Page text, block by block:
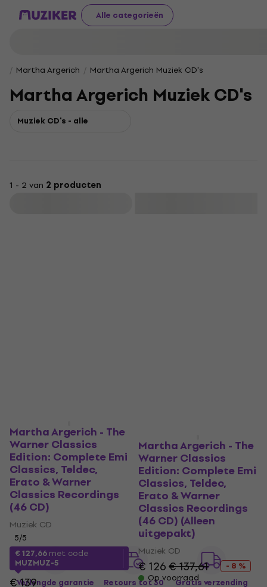
Alle categorieën
Martha Argerich Martha Argerich Muziek CD's
Martha Argerich Muziek CD's
Muziek CD's - alle
1 - 2 van 2 producten
Martha Argerich - The
Warner Classics
Edition: Complete Emi
Classics, Teldec,
Erato & Warner
Classics Recordings
(46 CD)
Muziek CD
5/5
€ 127,66met code
MUZMUZ-5
€ 139
Martha Argerich - The
Warner Classics
Edition: Complete Emi
Classics, Teldec,
Erato & Warner
Classics Recordings
(46 CD) (Alleen
uitgepakt)
Muziek CD
€ 126€ 137,61
- 8 %
Op voorraad
Verlengde garantie
Retours tot 30
Gratis verzending